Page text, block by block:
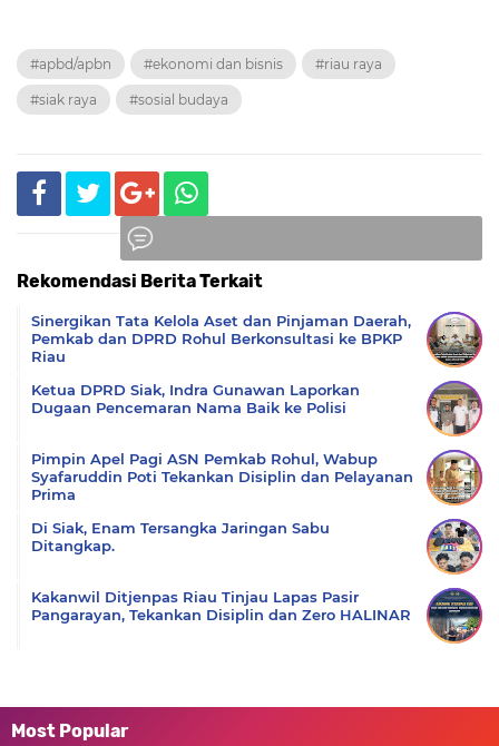
#apbd/apbn #ekonomi dan bisnis #riau raya
#siak raya #sosial budaya
Rekomendasi Berita Terkait
Sinergikan Tata Kelola Aset dan Pinjaman Daerah,
Pemkab dan DPRD Rohul Berkonsultasi ke BPKP
Riau
Ketua DPRD Siak, Indra Gunawan Laporkan
Dugaan Pencemaran Nama Baik ke Polisi
Pimpin Apel Pagi ASN Pemkab Rohul, Wabup
Syafaruddin Poti Tekankan Disiplin dan Pelayanan
Prima
Di Siak, Enam Tersangka Jaringan Sabu
Ditangkap.
Kakanwil Ditjenpas Riau Tinjau Lapas Pasir
Pangarayan, Tekankan Disiplin dan Zero HALINAR
Most Popular